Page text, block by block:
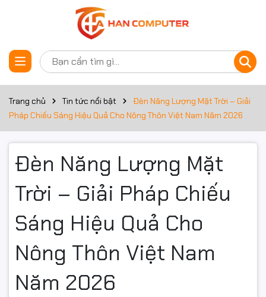
Trang chủ Tin tức nổi bật
Đèn Năng Lượng Mặt Trời – Giải
Pháp Chiếu Sáng Hiệu Quả Cho Nông Thôn Việt Nam Năm 2026
Đèn Năng Lượng Mặt
Trời – Giải Pháp Chiếu
Sáng Hiệu Quả Cho
Nông Thôn Việt Nam
Năm 2026